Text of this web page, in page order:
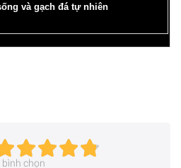
và gạch đá tự nhiên
bình chọn